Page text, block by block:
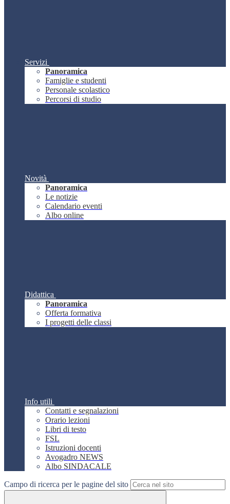
Servizi
Panoramica
Famiglie e studenti
Personale scolastico
Percorsi di studio
Novità
Panoramica
Le notizie
Calendario eventi
Albo online
Didattica
Panoramica
Offerta formativa
I progetti delle classi
Info utili
Contatti e segnalazioni
Orario lezioni
Libri di testo
FSL
Istruzioni docenti
Avogadro NEWS
Albo SINDACALE
Campo di ricerca per le pagine del sito